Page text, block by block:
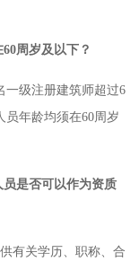
周岁及以下？
级注册建筑师超过6
员年龄均须在60周岁
员是否可以作为资质
有关学历、职称、合